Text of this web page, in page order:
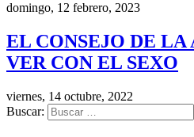
domingo, 12 febrero, 2023
EL CONSEJO DE
VER CON EL SEXO
viernes, 14 octubre, 2022
Buscar: